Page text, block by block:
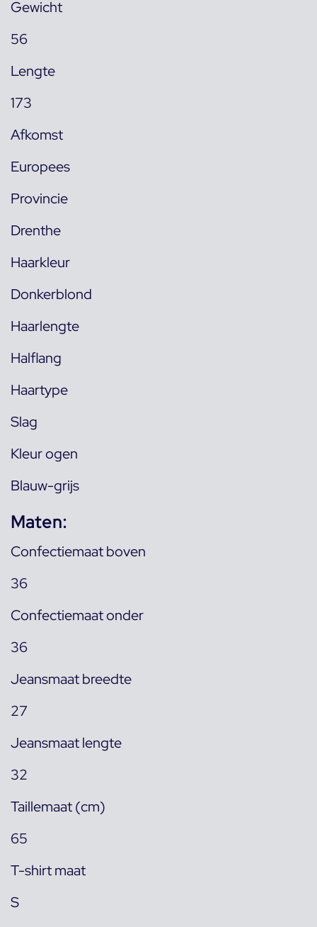
Gewicht
56
Lengte
173
Afkomst
Europees
Provincie
Drenthe
Haarkleur
Donkerblond
Haarlengte
Halflang
Haartype
Slag
Kleur ogen
Blauw-grijs
Maten:
Confectiemaat boven
36
Confectiemaat onder
36
Jeansmaat breedte
27
Jeansmaat lengte
32
Taillemaat (cm)
65
T-shirt maat
S